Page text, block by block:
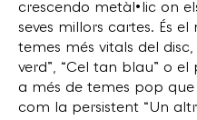
crescendo metàl•lic on
seves millors cartes. És
temes més vitals del
verd”, “Cel tan blau” o el
a més de temes pop
com la persistent “Un